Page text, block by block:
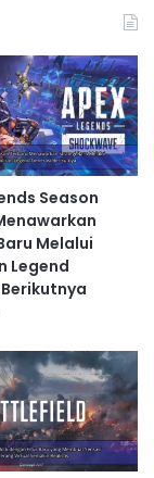
Season
Melalui
Legend